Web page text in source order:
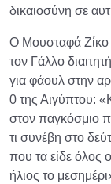
δικαιοσύνη σε
Ο Μουσταφά Ζίκο
τον Γάλλο
για φάουλ στην
0 της Αιγύπτου:
στον παγκόσμιο
τι συνέβη στο
που τα είδε όλος
ήλιος το